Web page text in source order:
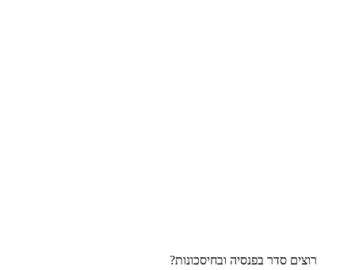
רוצים סדר בפנסיה ובחיסכונות?